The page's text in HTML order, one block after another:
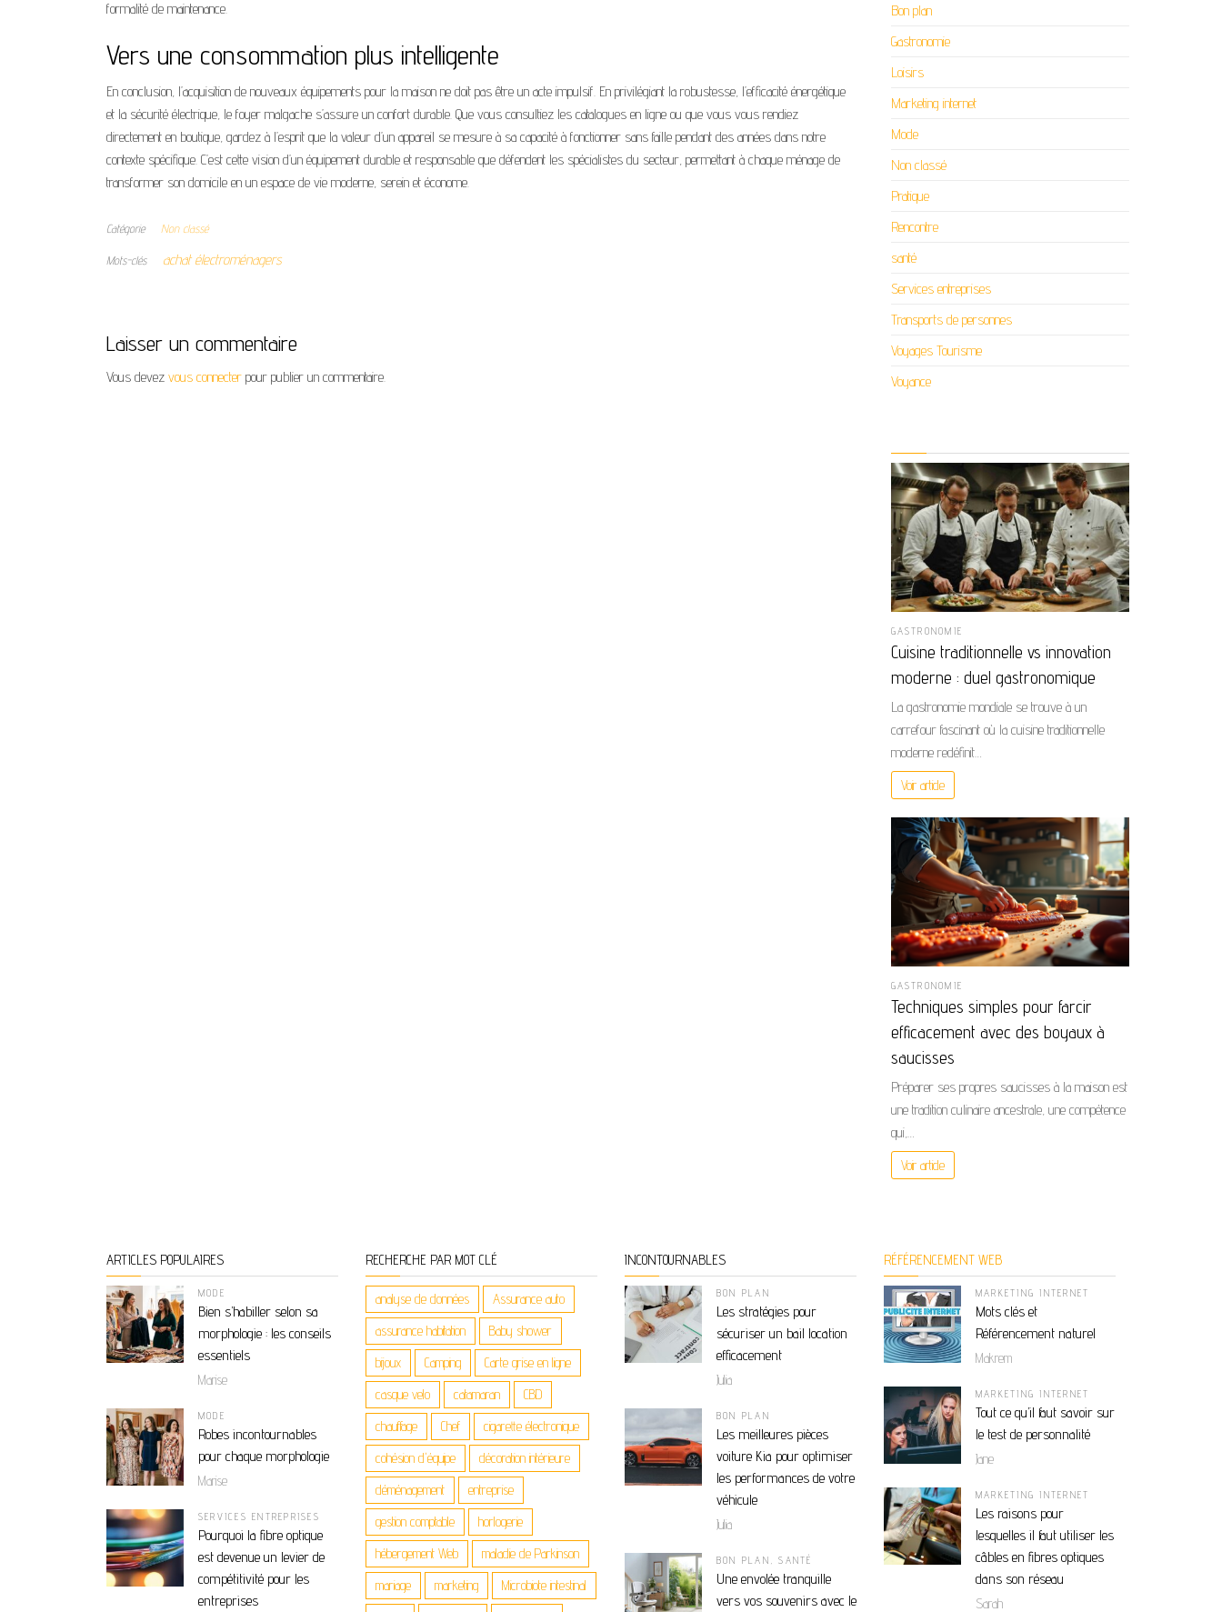
formalité de maintenance.
Vers une consommation plus intelligente
En conclusion, l’acquisition de nouveaux équipements pour la maison ne doit pas être un acte impulsif. En privilégiant la robustesse, l’efficacité énergétique
et la sécurité électrique, le foyer malgache s’assure un confort durable. Que vous consultiez les catalogues en ligne ou que vous vous rendiez
directement en boutique, gardez à l’esprit que la valeur d’un appareil se mesure à sa capacité à fonctionner sans faille pendant des années dans notre
contexte spécifique. C’est cette vision d’un équipement durable et responsable que défendent les spécialistes du secteur, permettant à chaque ménage de
transformer son domicile en un espace de vie moderne, serein et économe.
Catégorie Non classé
Mots-clés achat électroménagers
Laisser un commentaire
Vous devez vous connecter pour publier un commentaire.
Bon plan
Gastronomie
Loisirs
Marketing internet
Mode
Non classé
Pratique
Rencontre
santé
Services entreprises
Transports de personnes
Voyages Tourisme
Voyance
GASTRONOMIE
Cuisine traditionnelle vs innovation
moderne : duel gastronomique
La gastronomie mondiale se trouve à un
carrefour fascinant où la cuisine traditionnelle
moderne redéfinit…
Voir article
GASTRONOMIE
Techniques simples pour farcir
efficacement avec des boyaux à
saucisses
Préparer ses propres saucisses à la maison est
une tradition culinaire ancestrale, une compétence
qui,…
Voir article
ARTICLES POPULAIRES
MODE
Bien s’habiller selon sa
morphologie : les conseils
essentiels
Marise
MODE
Robes incontournables
pour chaque morphologie
Marise
SERVICES ENTREPRISES
Pourquoi la fibre optique
est devenue un levier de
compétitivité pour les
entreprises
RECHERCHE PAR MOT CLÉ
analyse de données Assurance auto
assurance habitation Baby shower
bijoux Camping Carte grise en ligne
casque velo catamaran CBD
chauffage Chef cigarette électronique
cohésion d'équipe décoration intérieure
déménagement entreprise
gestion comptable horlogerie
hébergement Web maladie de Parkinson
mariage marketing Microbiote intestinal
INCONTOURNABLES
BON PLAN
Les stratégies pour
sécuriser un bail location
efficacement
Julia
BON PLAN
Les meilleures pièces
voiture Kia pour optimiser
les performances de votre
véhicule
Julia
BON PLAN ,SANTÉ
Une envolée tranquille
vers vos souvenirs avec le
RÉFÉRENCEMENT WEB
MARKETING INTERNET
Mots clés et
Référencement naturel
Makrem
MARKETING INTERNET
Tout ce qu’il faut savoir sur
le test de personnalité
Jane
MARKETING INTERNET
Les raisons pour
lesquelles il faut utiliser les
câbles en fibres optiques
dans son réseau
Sarah